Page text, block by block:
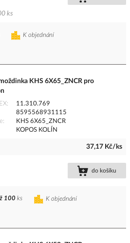
ks
K objednání
KHS 6X65_ZNCR pro
11.310.769
8595568931115
KHS 6X65_ZNCR
KOPOS KOLÍN
37,17 Kč/ks
do košíku
K objednání
100 ks